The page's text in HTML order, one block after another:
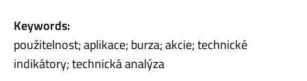
Keywords:
použitelnost; aplikace; burza; akcie; technické
indikátory; technická analýza